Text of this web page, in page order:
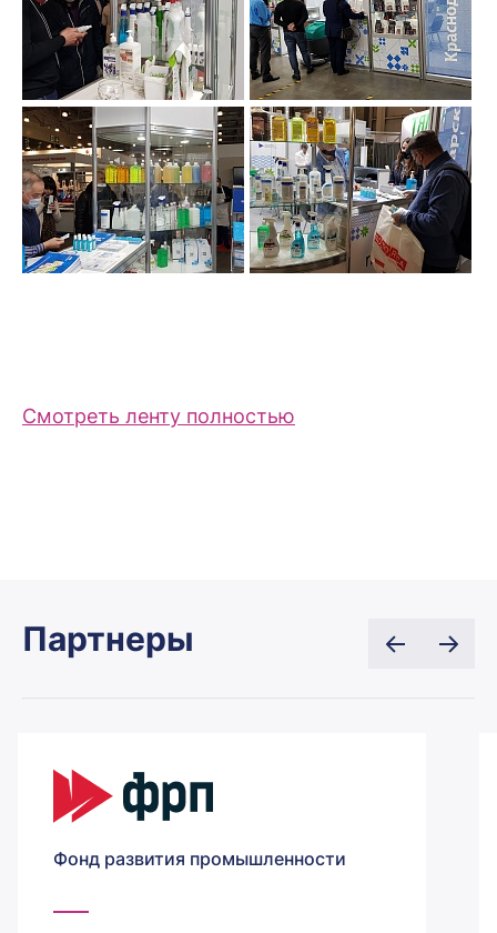
Смотреть ленту полностью
Партнеры
Фонд развития промышленности